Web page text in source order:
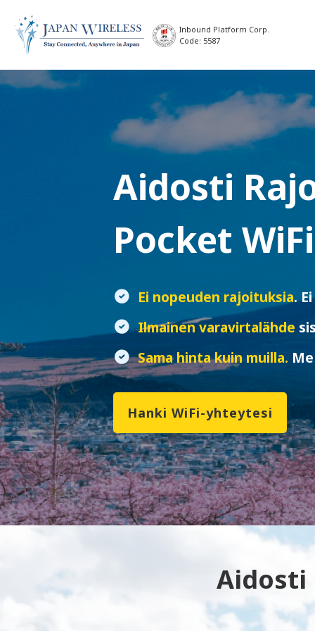
Inbound Platform Corp.
Code: 5587
Aidosti
Pocket WiFi
Ei nopeuden rajoituksia.
Ilmainen varavirtalähde
Sama hinta kuin muilla.
Hanki WiFi-yhteytesi
Aidosti